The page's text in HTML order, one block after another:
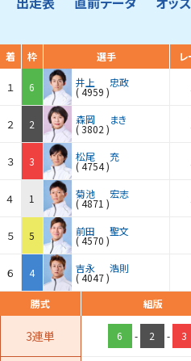
着 枠 選手
１ 6 井上 忠政
(4959 )
２ 2 森岡 まき
(3802 )
３ 3 松尾 充
(4754)
４ 1 菊池 宏志
(4871 )
５ 5 前田 聖文
(4570 )
６ 4 吉永 浩則
(4047)
勝式 組版
3連単 6 - 2 - 3